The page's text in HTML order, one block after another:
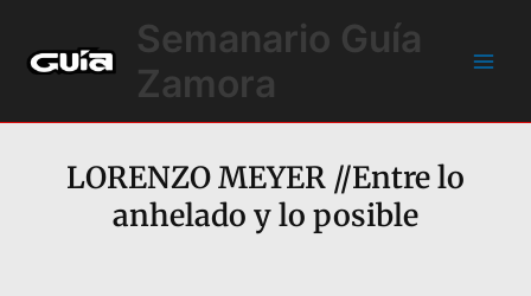
contenido
Semanario Guía
Zamora
LORENZO MEYER //Entre lo
anhelado y lo posible